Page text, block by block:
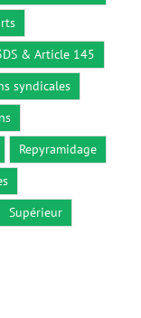
& Article 145
syndicales
Repyramidage
Supérieur